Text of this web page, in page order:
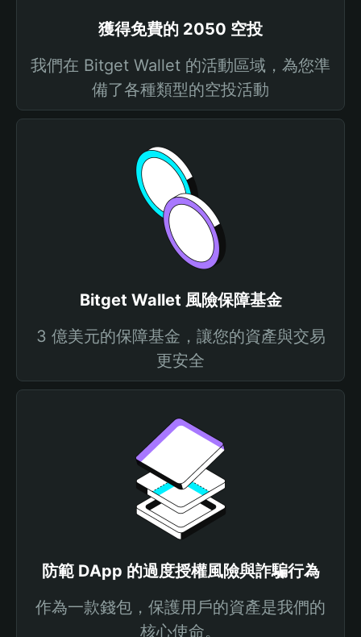
獲得免費的 2050 空投
我們在 Bitget Wallet 的活動區域，為您準
備了各種類型的空投活動
Bitget Wallet 風險保障基金
3 億美元的保障基金，讓您的資產與交易
更安全
防範 DApp 的過度授權風險與詐騙行為
作為一款錢包，保護用戶的資產是我們的
核心使命。